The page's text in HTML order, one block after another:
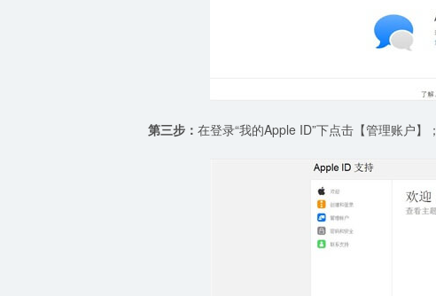
第三步： 在登录“我的Apple ID”下点击【管理账户】；